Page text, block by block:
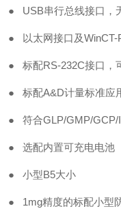
● USB串行总线接口，
● 以太网接口及WinCT-
● 标配RS-232C接口，
● 标配A&D计量标准应
● 符合GLP/GMP/GCP/
● 选配内置可充电电池
● 小型B5大小
● 1mg精度的标配小型